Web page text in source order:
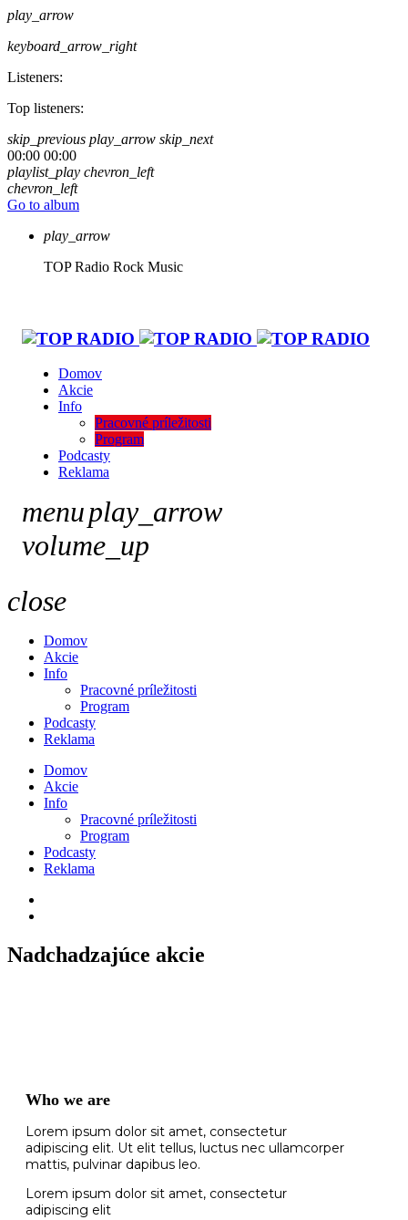
play_arrow
keyboard_arrow_right
Listeners:
Top listeners:
skip_previous play_arrow skip_next
00:00 00:00
playlist_play chevron_left
chevron_left
Go to album
play_arrow
TOP Radio Rock Music
Domov
Akcie
Info
Pracovné príležitosti
Program
Podcasty
Reklama
menuplay_arrow
volume_up
close
Domov
Akcie
Info
Pracovné príležitosti
Program
Podcasty
Reklama
Domov
Akcie
Info
Pracovné príležitosti
Program
Podcasty
Reklama
Nadchadzajúce akcie
Who we are
Lorem ipsum dolor sit amet, consectetur
adipiscing elit. Ut elit tellus, luctus nec ullamcorper
mattis, pulvinar dapibus leo.
Lorem ipsum dolor sit amet, consectetur
adipiscing elit